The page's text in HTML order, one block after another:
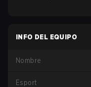
INFO DEL EQUIPO
Nombre
Esport